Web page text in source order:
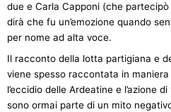
due e Carla Capponi (che partecipò
dirà che fu un’emozione quando
per nome ad alta voce.
Il racconto della lotta partigiana e
viene spesso raccontata in
l’eccidio delle Ardeatine e l’azione
sono ormai parte di un mito